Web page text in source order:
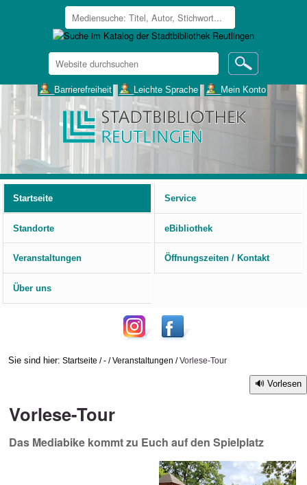
Website
durchsuchen
___Barrierefreiheit ___Leichte Sprache ___Mein Konto
Startseite
Service
Standorte eBibliothek
Veranstaltungen Öffnungszeiten / Kontakt
Über uns
Sie sind hier: Startseite /- /Veranstaltungen /Vorlese-Tour
Vorlesen
Vorlese-Tour
Das Mediabike kommt zu Euch auf den Spielplatz